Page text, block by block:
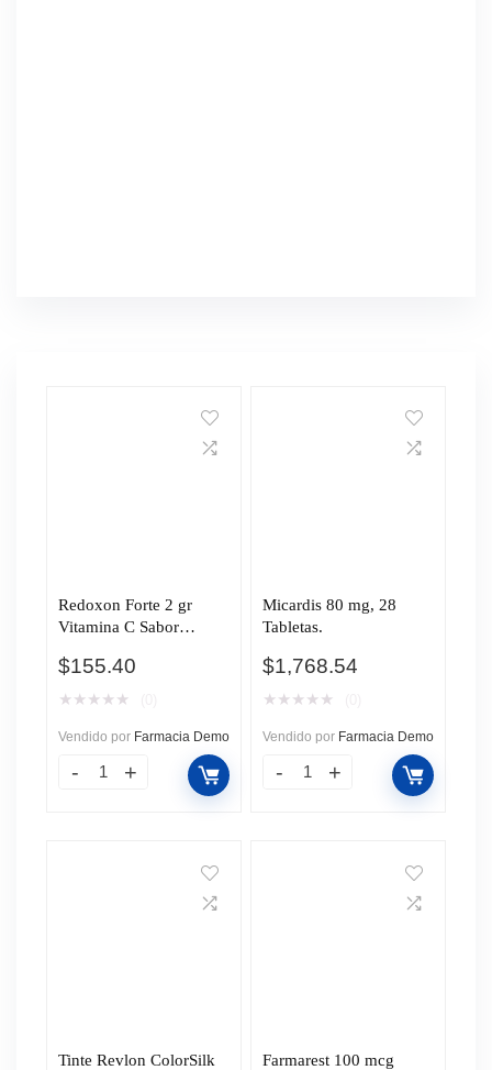
Redoxon Forte 2 gr
Vitamina C Sabor
Efervescentes.
$155.40
★ ★ ★ ★ ★
Vendido por Farmacia Demo
Micardis 80 mg, 28
Tabletas.
$1,768.54
★ ★ ★ ★ ★
Vendido por Farmacia Demo
Tinte Revlon ColorSilk
Farmarest 100 mcg